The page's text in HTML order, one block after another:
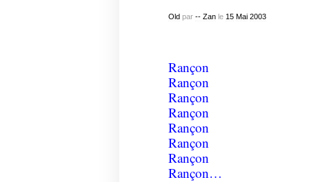
Oldpar -- Zanle 15 Mai 2003
Rançon
Rançon
Rançon
Rançon
Rançon
Rançon
Rançon
Rançon…